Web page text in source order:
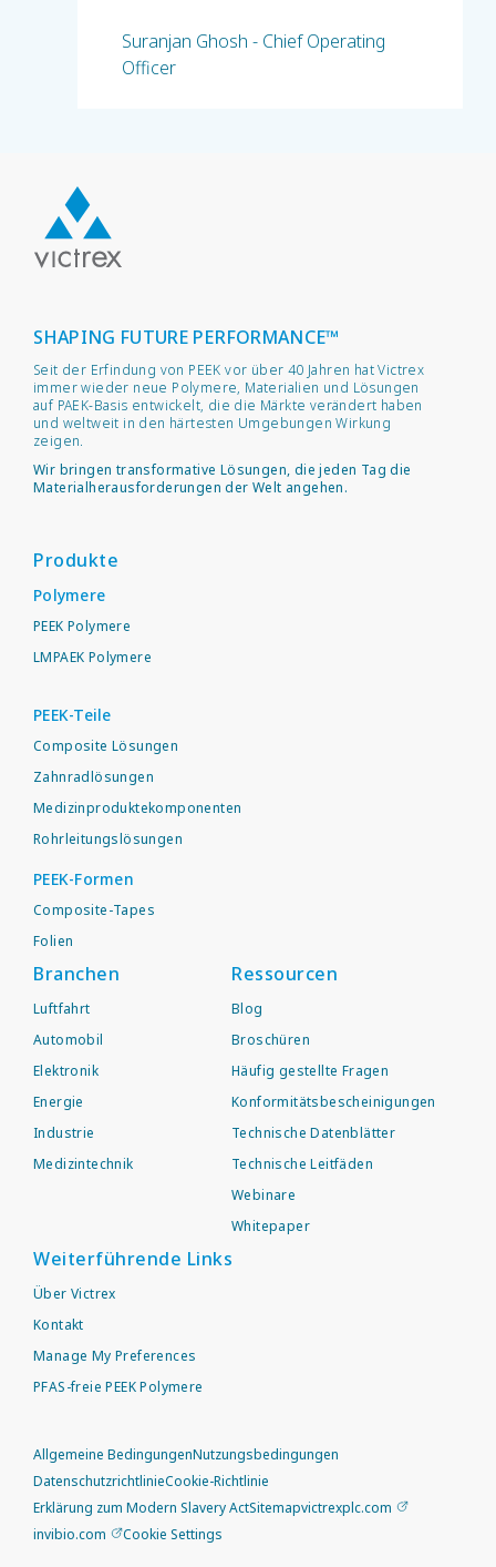
Suranjan Ghosh - Chief Operating
Officer
SHAPING FUTURE PERFORMANCE™
Seit der Erfindung von PEEK vor über 40 Jahren hat Victrex
immer wieder neue Polymere, Materialien und Lösungen
auf PAEK-Basis entwickelt, die die Märkte verändert haben
und weltweit in den härtesten Umgebungen Wirkung
zeigen.
Wir bringen transformative Lösungen, die jeden Tag die
Materialherausforderungen der Welt angehen.
Produkte
Polymere
PEEK Polymere
LMPAEK Polymere
PEEK-Teile
Composite Lösungen
Zahnradlösungen
Medizinproduktekomponenten
Rohrleitungslösungen
PEEK-Formen
Composite-Tapes
Folien
Branchen
Luftfahrt
Automobil
Elektronik
Energie
Industrie
Medizintechnik
Ressourcen
Blog
Broschüren
Häufig gestellte Fragen
Konformitätsbescheinigungen
Technische Datenblätter
Technische Leitfäden
Webinare
Whitepaper
Weiterführende Links
Über Victrex
Kontakt
Manage My Preferences
PFAS-freie PEEK Polymere
Allgemeine BedingungenNutzungsbedingungen
DatenschutzrichtlinieCookie-Richtlinie
Erklärung zum Modern Slavery ActSitemapvictrexplc.com
invibio.com
Cookie Settings